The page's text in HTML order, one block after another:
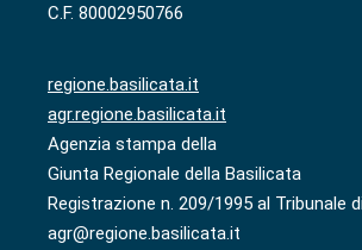
C.F. 80002950766
regione.basilicata.it
agr.regione.basilicata.it
Agenzia stampa della
Giunta Regionale della Basilicata
Registrazione n. 209/1995 al Tribunale
agr@regione.basilicata.it